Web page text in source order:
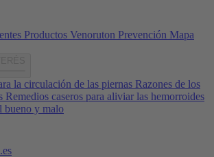
Productos Venoruton Prevención Mapa
la circulación de las piernas Razones de los
Remedios caseros para aliviar las hemorroides
bueno y malo